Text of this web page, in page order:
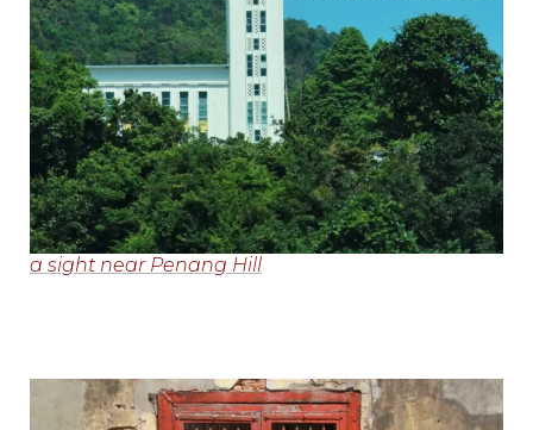
a sight near Penang Hill